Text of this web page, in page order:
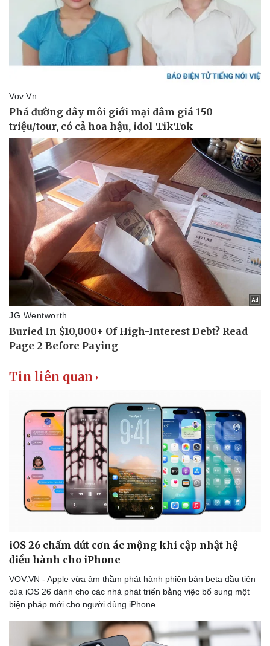
Thể thao
Bóng đá
Lịch thi đấu bóng đá
eSports
Hậu trường
Ô tô - Xe máy
Ô tô
Xe máy
Tin liên quan
iOS 26 chấm dứt cơn ác mộng khi cập nhật hệ
điều hành cho iPhone
VOV.VN - Apple vừa âm thầm phát hành phiên bản beta đầu tiên
của iOS 26 dành cho các nhà phát triển bằng việc bổ sung một
biện pháp mới cho người dùng iPhone.